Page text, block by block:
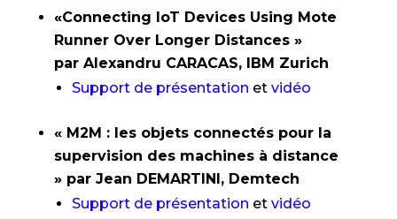
«Connecting IoT Devices Using Mote
Runner Over Longer Distances »
par Alexandru CARACAS, IBM Zurich
Support de présentation et vidéo
« M2M : les objets connectés pour la
supervision des machines à distance
» par Jean DEMARTINI, Demtech
Support de présentation et vidéo